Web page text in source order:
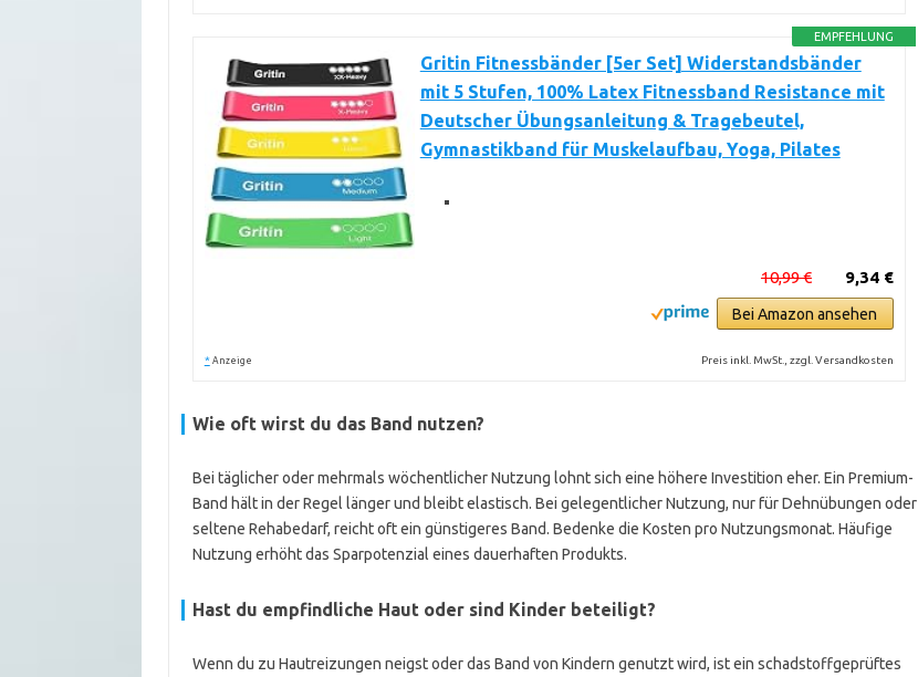
EMPFEHLUNG
Gritin Fitnessbänder [5er Set] Widerstandsbänder
mit 5 Stufen, 100% Latex Fitnessband Resistance mit
Deutscher Übungsanleitung & Tragebeutel,
Gymnastikband für Muskelaufbau, Yoga, Pilates
9,34 €
10,99 €
Bei Amazon ansehen
* Anzeige Preis inkl. MwSt., zzgl. Versandkosten
Wie oft wirst du das Band nutzen?
Bei täglicher oder mehrmals wöchentlicher Nutzung lohnt sich eine höhere Investition eher. Ein Premium-
Band hält in der Regel länger und bleibt elastisch. Bei gelegentlicher Nutzung, nur für Dehnübungen oder
seltene Rehabedarf, reicht oft ein günstigeres Band. Bedenke die Kosten pro Nutzungsmonat. Häufige
Nutzung erhöht das Sparpotenzial eines dauerhaften Produkts.
Hast du empfindliche Haut oder sind Kinder beteiligt?
Wenn du zu Hautreizungen neigst oder das Band von Kindern genutzt wird, ist ein schadstoffgeprüftes